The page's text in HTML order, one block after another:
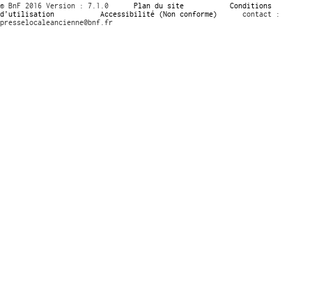
© BnF 2016 Version : 7.1.0 Plan du site
Conditions
d’utilisation
Accessibilité (Non conforme)
contact :
presselocaleancienne@bnf.fr